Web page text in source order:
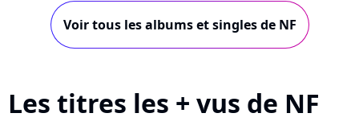
Voir tous les albums et singles de NF
Les titres les + vus de NF